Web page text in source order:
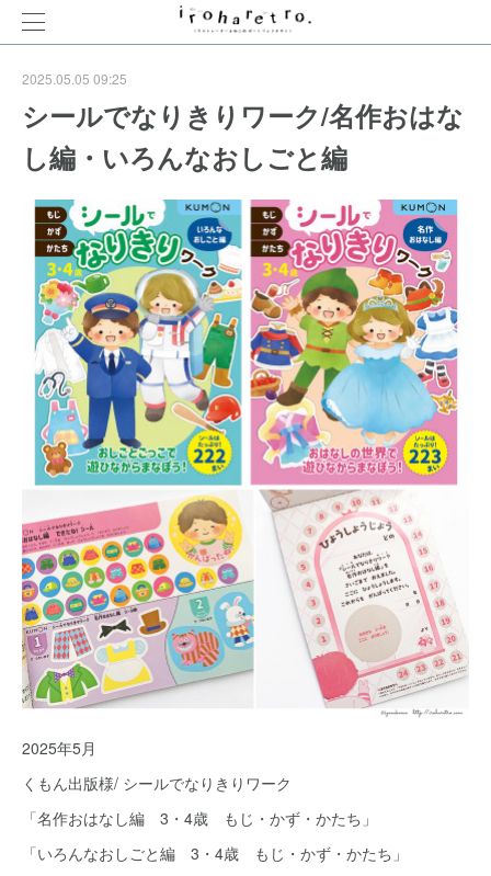
2025.05.05 09:25
シールでなりきりワーク/名作おはな
し編・いろんなおしごと編
2025年5月
くもん出版様/ シールでなりきりワーク
「名作おはなし編 3・4歳 もじ・かず・かたち」
「いろんなおしごと編 3・4歳 もじ・かず・かたち」